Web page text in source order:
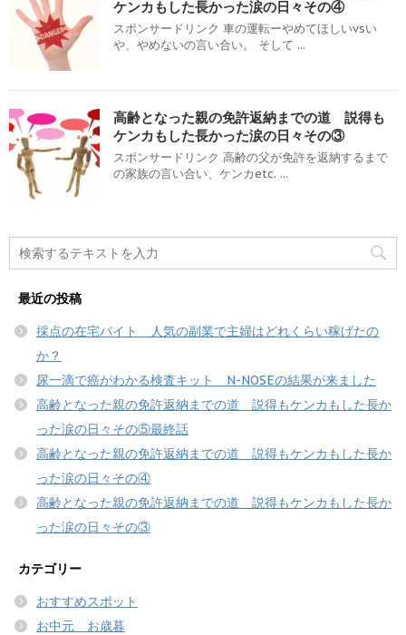
ケンカもした長かった涙の日々その④
スポンサードリンク 車の運転ーやめてほしいvsい
や、やめないの言い合い。 そして ...
高齢となった親の免許返納までの道 説得も
ケンカもした長かった涙の日々その③
スポンサードリンク 高齢の父が免許を返納するまで
の家族の言い合い、ケンカetc. ...
最近の投稿
採点の在宅バイト 人気の副業で主婦はどれくらい稼げたの
か？
尿一滴で癌がわかる検査キット N-NOSEの結果が来ました
高齢となった親の免許返納までの道 説得もケンカもした長か
った涙の日々その⑤最終話
高齢となった親の免許返納までの道 説得もケンカもした長か
った涙の日々その④
高齢となった親の免許返納までの道 説得もケンカもした長か
った涙の日々その③
カテゴリー
おすすめスポット
お中元 お歳暮